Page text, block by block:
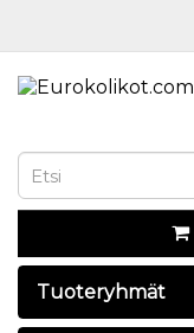
Tuoteryhmät